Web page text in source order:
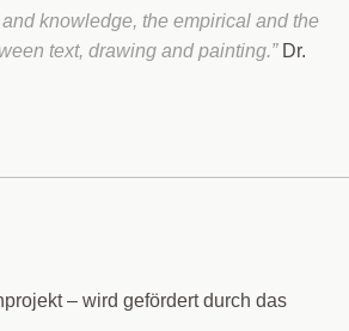
knowledge, the empirical and the
text, drawing and painting.” Dr.
– wird gefördert durch das